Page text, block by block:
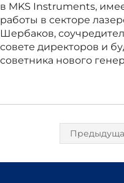
в MKS Instruments,
работы в секторе
Шербаков,
совете директоров и
советника нового